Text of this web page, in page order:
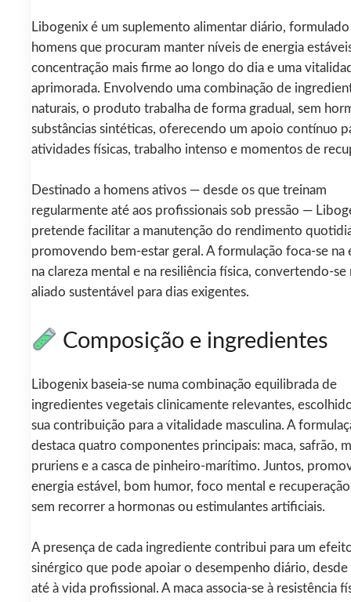
Libogenix é um suplemento alimentar diário, formulado
homens que procuram manter níveis de energia
concentração mais firme ao longo do dia e uma
aprimorada. Envolvendo uma combinação de
naturais, o produto trabalha de forma gradual, sem
substâncias sintéticas, oferecendo um apoio contínuo
atividades físicas, trabalho intenso e momentos de
Destinado a homens ativos — desde os que treinam
regularmente até aos profissionais sob pressão —
pretende facilitar a manutenção do rendimento
promovendo bem-estar geral. A formulação foca-se na
na clareza mental e na resiliência física, convertendo-se
aliado sustentável para dias exigentes.
Composição e ingredientes
Libogenix baseia-se numa combinação equilibrada de
ingredientes vegetais clinicamente relevantes,
sua contribuição para a vitalidade masculina. A
destaca quatro componentes principais: maca, safrão,
pruriens e a casca de pinheiro-marítimo. Juntos,
energia estável, bom humor, foco mental e
sem recorrer a hormonas ou estimulantes artificiais.
A presença de cada ingrediente contribui para um
sinérgico que pode apoiar o desempenho diário,
até à vida profissional. A maca associa-se à resistência